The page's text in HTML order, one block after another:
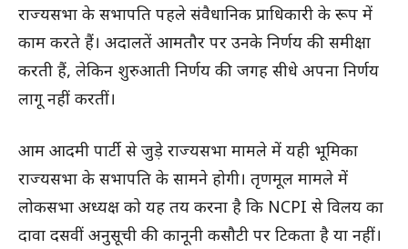
राज्यसभा के सभापति पहले संवैधानिक प्राधिकारी के रूप में
काम करते हैं। अदालतें आमतौर पर उनके निर्णय की समीक्षा
करती हैं, लेकिन शुरुआती निर्णय की जगह सीधे अपना निर्णय
लागू नहीं करतीं।
आम आदमी पार्टी से जुड़े राज्यसभा मामले में यही भूमिका
राज्यसभा के सभापति के सामने होगी। तृणमूल मामले में
लोकसभा अध्यक्ष को यह तय करना है कि NCPI से विलय का
दावा दसवीं अनुसूची की कानूनी कसौटी पर टिकता है या नहीं।